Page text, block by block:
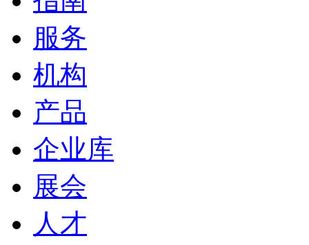
服务
机构
产品
企业库
展会
人才